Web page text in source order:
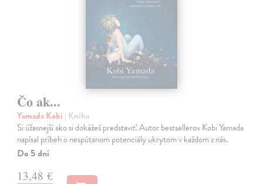
Čo ak...
Yamada Kobi | Kniha
Si úžasnejší ako si dokážeš predstaviť. Autor bestsellerov Kobi Yamada
napísal príbeh o nespútanom potenciály ukrytom v každom z nás.
Do 5 dní
13,48 €